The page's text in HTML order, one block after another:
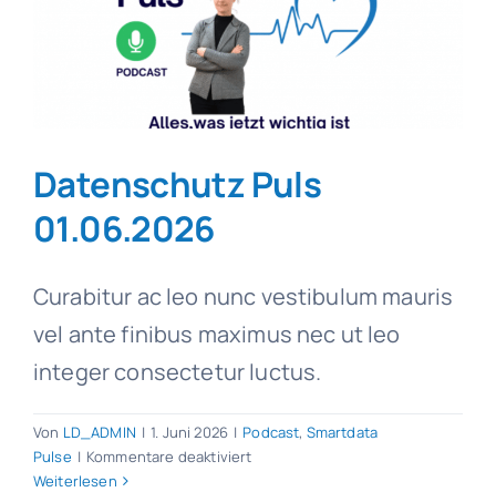
Datenschutz Puls
01.06.2026
Curabitur ac leo nunc vestibulum mauris
vel ante finibus maximus nec ut leo
integer consectetur luctus.
Von LD_ADMIN | 1. Juni 2026 | Podcast, Smartdata
Pulse | Kommentare deaktiviertfür
Weiterlesen